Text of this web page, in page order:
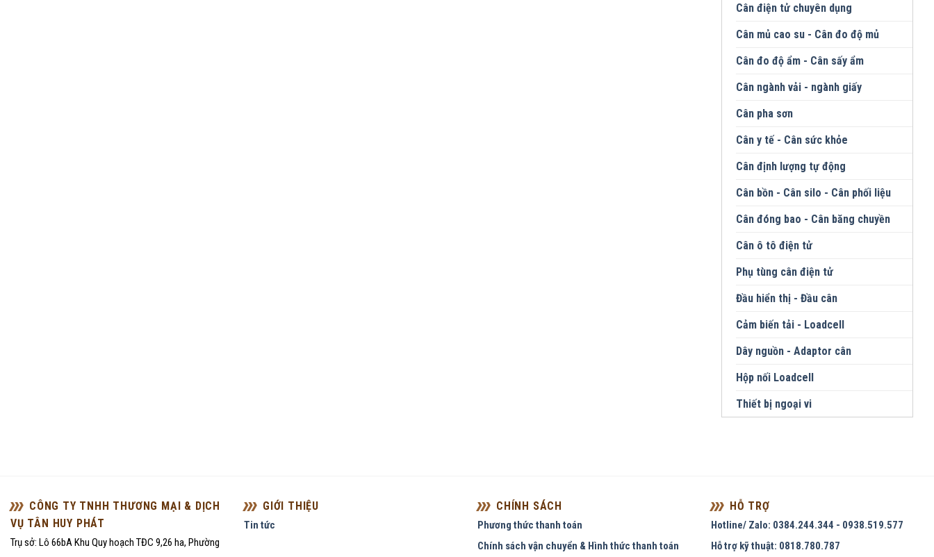
Cân điện tử chuyên dụng
Cân mủ cao su - Cân đo độ mủ
Cân đo độ ẩm - Cân sấy ẩm
Cân ngành vải - ngành giấy
Cân pha sơn
Cân y tế - Cân sức khỏe
Cân định lượng tự động
Cân bồn - Cân silo - Cân phối liệu
Cân đóng bao - Cân băng chuyền
Cân ô tô điện tử
Phụ tùng cân điện tử
Đầu hiển thị - Đầu cân
Cảm biến tải - Loadcell
Dây nguồn - Adaptor cân
Hộp nối Loadcell
Thiết bị ngoại vi
CÔNG TY TNHH THƯƠNG MẠI & DỊCH
VỤ TÂN HUY PHÁT
Trụ sở: Lô 66bA Khu Quy hoạch TĐC 9,26 ha, Phường
GIỚI THIỆU
Tin tức
CHÍNH SÁCH
Phương thức thanh toán
Chính sách vận chuyển & Hình thức thanh toán
HỖ TRỢ
Hotline/ Zalo: 0384.244.344 - 0938.519.577
Hỗ trợ kỹ thuật: 0818.780.787